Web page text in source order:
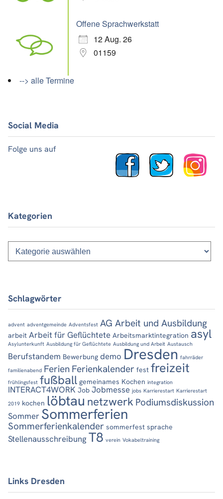
Offene Sprachwerkstatt
12 Aug. 26
01159
--> alle Termine
Social Media
Folge uns auf
Kategorien
Kategorien
Schlagwörter
advent adventgemeinde Adventsfest AG Arbeit und Ausbildung
arbeit Arbeit für Geflüchtete Arbeitsmarktintegration asyl
Asylunterkunft Ausbildung für Geflüchtete Ausbildung und Arbeit Austausch
Berufstandem Bewerbung demo Dresden fahrräder
familienabend Ferien Ferienkalender fest freizeit
frühlingsfest fußball gemeinames Kochen integration
INTERACT4WORK Job Jobmesse jobs Karrierestart Karrierestart
2019 kochen löbtau netzwerk Podiumsdiskussion
Sommer Sommerferien
Sommerferienkalender sommerfest sprache
Stellenausschreibung T8 verein Vokabeltraining
Links Dresden